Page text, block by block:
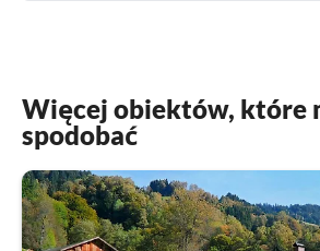
Więcej obiektów, które
spodobać